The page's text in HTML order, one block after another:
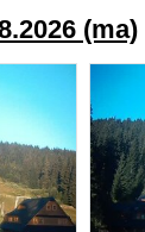
(ma)